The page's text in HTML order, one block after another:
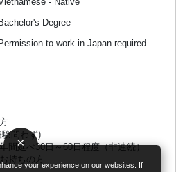
×
your experience on our websites. If
Degree
to work in Japan required
験問わず)
延べ30日～60日程度（非連続）
持ちの方